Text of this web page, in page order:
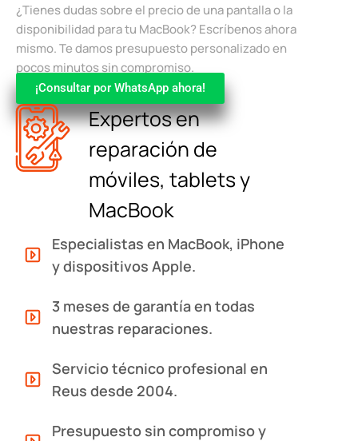
¿Tienes dudas sobre el precio de una pantalla o la
disponibilidad para tu MacBook? Escríbenos ahora
mismo. Te damos presupuesto personalizado en
pocos minutos sin compromiso.
¡Consultar por WhatsApp ahora!
Expertos en
reparación de
móviles, tablets y
MacBook
Especialistas en MacBook, iPhone
y dispositivos Apple.
3 meses de garantía en todas
nuestras reparaciones.
Servicio técnico profesional en
Reus desde 2004.
Presupuesto sin compromiso y